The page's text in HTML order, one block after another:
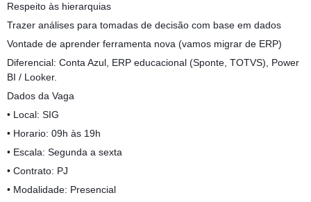
Respeito às hierarquias
Trazer análises para tomadas de decisão com base em dados
Vontade de aprender ferramenta nova (vamos migrar de ERP)
Diferencial: Conta Azul, ERP educacional (Sponte, TOTVS), Power
BI / Looker.
Dados da Vaga
• Local: SIG
• Horario: 09h às 19h
• Escala: Segunda a sexta
• Contrato: PJ
• Modalidade: Presencial